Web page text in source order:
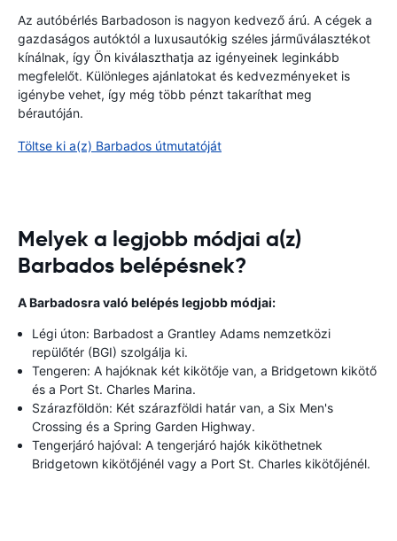
Az autóbérlés Barbadoson is nagyon kedvező árú. A cégek a
gazdaságos autóktól a luxusautókig széles járműválasztékot
kínálnak, így Ön kiválaszthatja az igényeinek leginkább
megfelelőt. Különleges ajánlatokat és kedvezményeket is
igénybe vehet, így még több pénzt takaríthat meg
bérautóján.
Töltse ki a(z) Barbados útmutatóját
Melyek a legjobb módjai a(z)
Barbados belépésnek?
A Barbadosra való belépés legjobb módjai:
Légi úton: Barbadost a Grantley Adams nemzetközi
repülőtér (BGI) szolgálja ki.
Tengeren: A hajóknak két kikötője van, a Bridgetown kikötő
és a Port St. Charles Marina.
Szárazföldön: Két szárazföldi határ van, a Six Men's
Crossing és a Spring Garden Highway.
Tengerjáró hajóval: A tengerjáró hajók kiköthetnek
Bridgetown kikötőjénél vagy a Port St. Charles kikötőjénél.